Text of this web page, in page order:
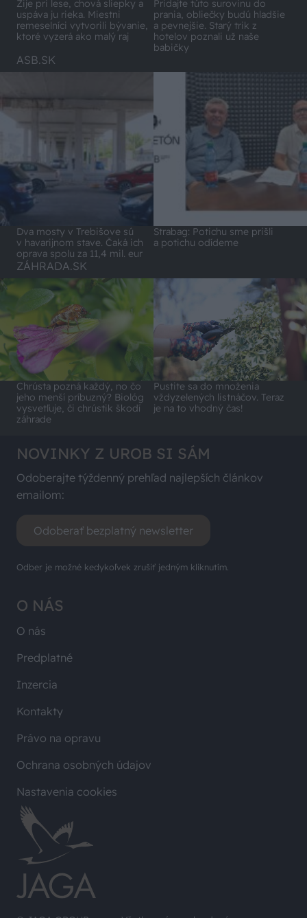
Žije pri lese, chová sliepky a
uspáva ju rieka. Miestni
remeselníci vytvorili bývanie,
ktoré vyzerá ako malý raj
Pridajte túto surovinu do
prania, obliečky budú hladšie
a pevnejšie. Starý trik z
hotelov poznali už naše
babičky
ASB.SK
Dva mosty v Trebišove sú
v havarijnom stave. Čaká ich
oprava spolu za 11,4 mil. eur
Strabag: Potichu sme prišli
a potichu odídeme
ZÁHRADA.SK
Chrústa pozná každý, no čo
jeho menší príbuzný? Biológ
vysvetľuje, či chrústik škodí
záhrade
Pustite sa do množenia
vždyzelených listnáčov. Teraz
je na to vhodný čas!
O NÁS
O nás
Predplatné
Inzercia
Kontakty
Právo na opravu
Ochrana osobných údajov
Nastavenia cookies
NOVINKY Z UROB SI SÁM
Odoberajte týždenný prehľad najlepších článkov
emailom:
Odoberať bezplatný newsletter
Odber je možné kedykoľvek zrušiť jedným kliknutím.